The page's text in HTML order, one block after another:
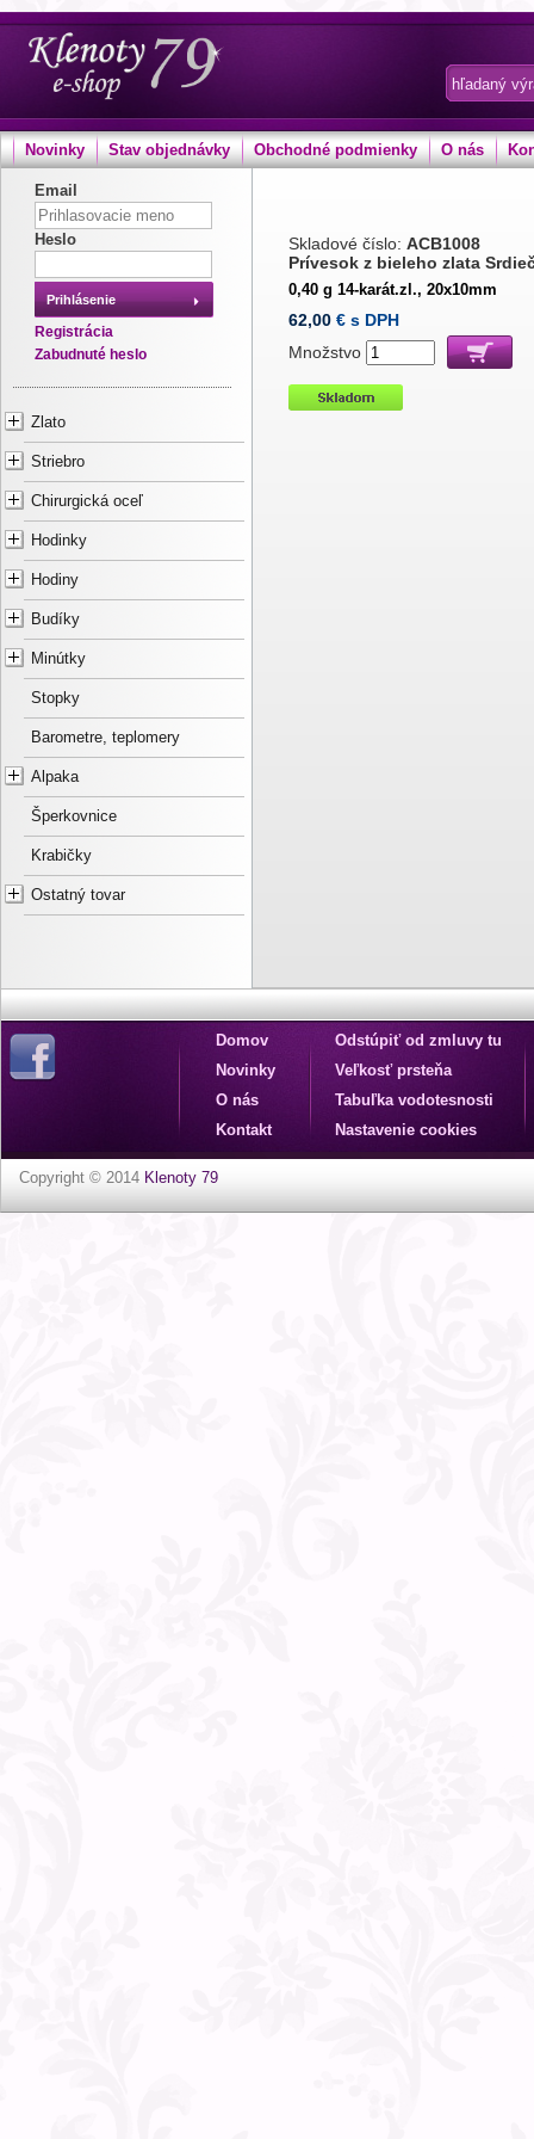
Novinky Stav objednávky Obchodné podmienky O nás
Email
Heslo
Prihlásenie
Registrácia
Zabudnuté heslo
Zlato
Striebro
Chirurgická oceľ
Hodinky
Hodiny
Budíky
Minútky
Stopky
Barometre, teplomery
Alpaka
Šperkovnice
Krabičky
Ostatný tovar
Skladové číslo: ACB1008
Prívesok z bieleho zlata
0,40 g 14-karát.zl., 20x10mm
62,00 € s DPH
Množstvo
Domov
Novinky
O nás
Kontakt
Odstúpiť od zmluvy tu
Veľkosť prsteňa
Tabuľka vodotesnosti
Nastavenie cookies
Copyright © 2014 Klenoty 79